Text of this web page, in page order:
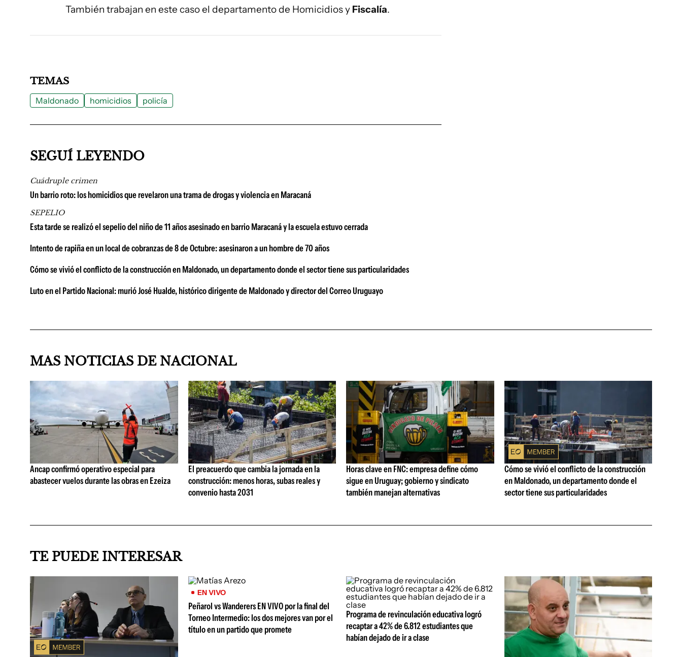
También trabajan en este caso el departamento de Homicidios y Fiscalía.
TEMAS
Maldonado homicidios policía
SEGUÍ LEYENDO
Cuádruple crimen
Un barrio roto: los homicidios que revelaron una trama de drogas y violencia en Maracaná
SEPELIO
Esta tarde se realizó el sepelio del niño de 11 años asesinado en barrio Maracaná y la escuela estuvo cerrada
Intento de rapiña en un local de cobranzas de 8 de Octubre: asesinaron a un hombre de 70 años
Cómo se vivió el conflicto de la construcción en Maldonado, un departamento donde el sector tiene sus particularidades
Luto en el Partido Nacional: murió José Hualde, histórico dirigente de Maldonado y director del Correo Uruguayo
MAS NOTICIAS DE NACIONAL
Ancap confirmó operativo especial para
abastecer vuelos durante las obras en Ezeiza
El preacuerdo que cambia la jornada en la
construcción: menos horas, subas reales y
convenio hasta 2031
Horas clave en FNC: empresa define cómo
sigue en Uruguay; gobierno y sindicato
también manejan alternativas
Cómo se vivió el conflicto de la construcción
en Maldonado, un departamento donde el
sector tiene sus particularidades
TE PUEDE INTERESAR
EN VIVO
Peñarol vs Wanderers EN VIVO por la final del
Torneo Intermedio: los dos mejores van por el
título en un partido que promete
Programa de revinculación educativa logró
recaptar a 42% de 6.812 estudiantes que
habían dejado de ir a clase